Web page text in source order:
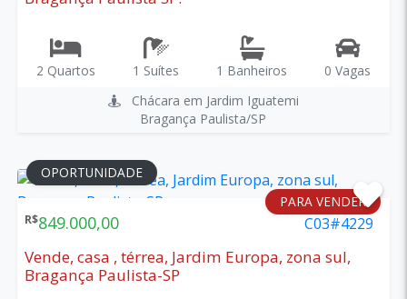
2 Quartos 1 Suítes 1 Banheiros
0 Vagas
Chácara em Jardim Iguatemi
Bragança Paulista/SP
OPORTUNIDADE
PARA VENDER
R$849.000,00 C03#4229
Vende, casa , térrea, Jardim Europa, zona sul,
Bragança Paulista-SP